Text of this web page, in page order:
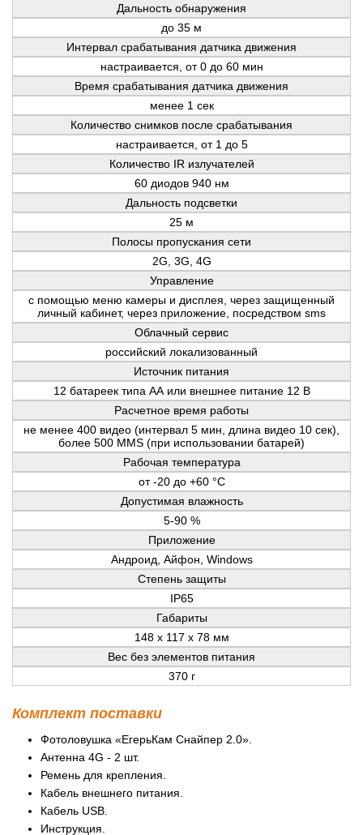
Дальность обнаружения
до 35 м
Интервал срабатывания датчика движения
настраивается, от 0 до 60 мин
Время срабатывания датчика движения
менее 1 сек
Количество снимков после срабатывания
настраивается, от 1 до 5
Количество IR излучателей
60 диодов 940 нм
Дальность подсветки
25 м
Полосы пропускания сети
2G, 3G, 4G
Управление
с помощью меню камеры и дисплея, через защищенный
личный кабинет, через приложение, посредством sms
Облачный сервис
российский локализованный
Источник питания
12 батареек типа АА или внешнее питание 12 В
Расчетное время работы
не менее 400 видео (интервал 5 мин, длина видео 10 сек),
более 500 MMS (при использовании батарей)
Рабочая температура
от -20 до +60 °C
Допустимая влажность
5-90 %
Приложение
Андроид, Айфон, Windows
Степень защиты
IP65
Габариты
148 х 117 х 78 мм
Вес без элементов питания
370 г
Комплект поставки
Фотоловушка «ЕгерьКам Снайпер 2.0».
Антенна 4G - 2 шт.
Ремень для крепления.
Кабель внешнего питания.
Кабель USB.
Инструкция.